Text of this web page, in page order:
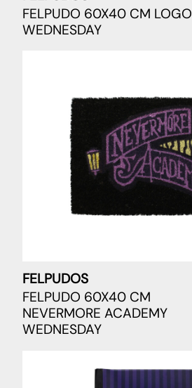
FELPUDO 60X40 CM LOGO
WEDNESDAY
FELPUDOS
FELPUDO 60X40 CM
NEVERMORE ACADEMY
WEDNESDAY